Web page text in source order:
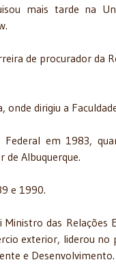
mais tarde na
de procurador da
onde dirigiu a
em 1983,
de Albuquerque.
e 1990.
das Relações
exterior, liderou
e Desenvolvimento.